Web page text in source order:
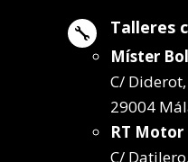
 Talleres
Míster
C/
29004
RT Motor
C/